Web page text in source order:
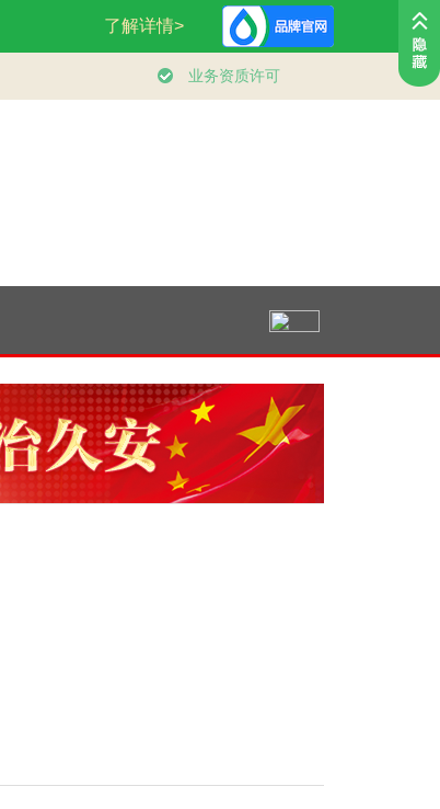
报”，看“十五五”稳健
开局
微视频｜奋进开新局
实干挑大梁